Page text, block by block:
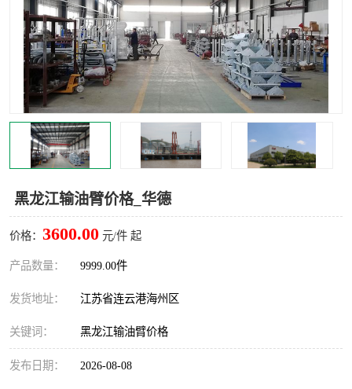
黑龙江输油臂价格_华德
价格： 3600.00 元/件 起
产品数量： 9999.00件
发货地址： 江苏省连云港海州区
关键词： 黑龙江输油臂价格
发布日期： 2026-08-08
装车鹤管 输油臂
紧急脱离干式接头 火车鹤管
汽车鹤管 顶部鹤管
底部鹤管 低温鹤管
浮动出油装置 鹤管
车臂